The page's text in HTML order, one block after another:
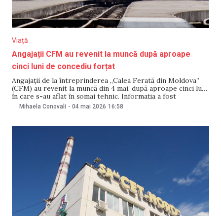
Viață
Angajații CFM au revenit la muncă după aproape
cinci luni de concediu forțat
Angajații de la întreprinderea „Calea Ferată din Moldova”
(CFM) au revenit la muncă din 4 mai, după aproape cinci luni
în care s-au aflat în șomaj tehnic. Informația a fost
comunicată pentru Moldova 1 de directorul general al
Mihaela Conovali - 04 mai 2026 16:58